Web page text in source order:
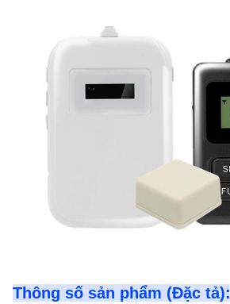
Thông số sản phẩm (Đặc tả):